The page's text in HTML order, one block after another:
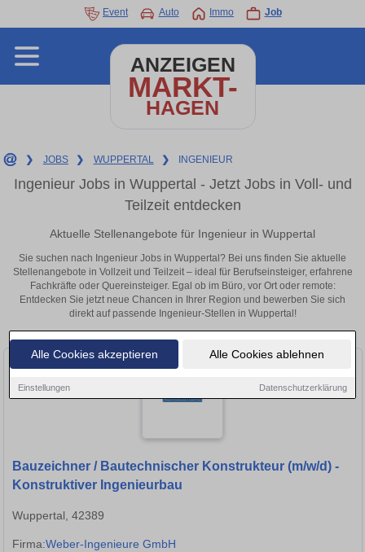
Alle Cookies akzeptieren Alle Cookies ablehnen
Einstellungen Datenschutzerklärung
Event Auto Immo Job
ANZEIGEN
MARKT-
HAGEN
❯ JOBS ❯ WUPPERTAL ❯ INGENIEUR
Ingenieur Jobs in Wuppertal - Jetzt Jobs in Voll- und
Teilzeit entdecken
Aktuelle Stellenangebote für Ingenieur in Wuppertal
Sie suchen nach Ingenieur Jobs in Wuppertal? Bei uns finden Sie aktuelle
Stellenangebote in Vollzeit und Teilzeit – ideal für Berufseinsteiger, erfahrene
Fachkräfte oder Quereinsteiger. Egal ob im Büro, vor Ort oder remote:
Entdecken Sie jetzt neue Chancen in Ihrer Region und bewerben Sie sich
direkt auf passende Ingenieur-Stellen in Wuppertal!
Bauzeichner / Bautechnischer Konstrukteur (m/w/d) -
Konstruktiver Ingenieurbau
Wuppertal, 42389
Firma:Weber-Ingenieure GmbH